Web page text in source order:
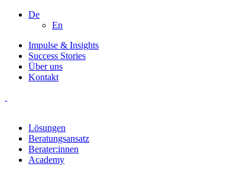
De
En
Impulse & Insights
Success Stories
Über uns
Kontakt
Lösungen
Beratungsansatz
Berater:innen
Academy